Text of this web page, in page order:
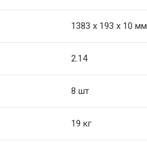
1383 х 193 х 10 мм
2.14
8 шт
19 кг